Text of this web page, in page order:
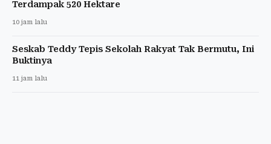
Terdampak 520 Hektare
10 jam lalu
Seskab Teddy Tepis Sekolah Rakyat Tak Bermutu, Ini
Buktinya
11 jam lalu